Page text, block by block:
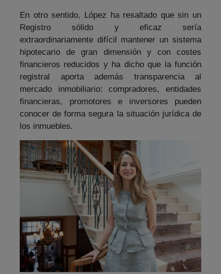
En otro sentido, López ha resaltado que sin un
Registro sólido y eficaz sería
extraordinariamente difícil mantener un sistema
hipotecario de gran dimensión y con costes
financieros reducidos y ha dicho que la función
registral aporta además transparencia al
mercado inmobiliario: compradores, entidades
financieras, promotores e inversores pueden
conocer de forma segura la situación jurídica de
los inmuebles.